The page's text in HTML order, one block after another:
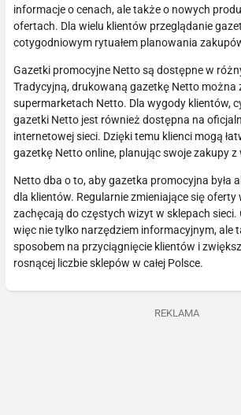
informacje o cenach, ale także o nowych
ofertach. Dla wielu klientów przeglądanie
cotygodniowym rytuałem planowania
Gazetki promocyjne Netto są dostępne w
Tradycyjną, drukowaną gazetkę Netto można
supermarketach Netto. Dla wygody klientów,
gazetki Netto jest również dostępna na
internetowej sieci. Dzięki temu klienci mogą
gazetkę Netto online, planując swoje zakupy z
Netto dba o to, aby gazetka promocyjna była
dla klientów. Regularnie zmieniające się oferty
zachęcają do częstych wizyt w sklepach sieci.
więc nie tylko narzędziem informacyjnym, ale
sposobem na przyciągnięcie klientów i
rosnącej liczbie sklepów w całej Polsce.
REKLAMA